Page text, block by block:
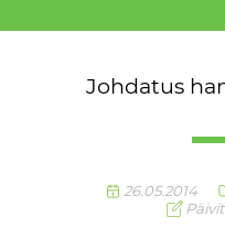
Johdatus
26.05.2014